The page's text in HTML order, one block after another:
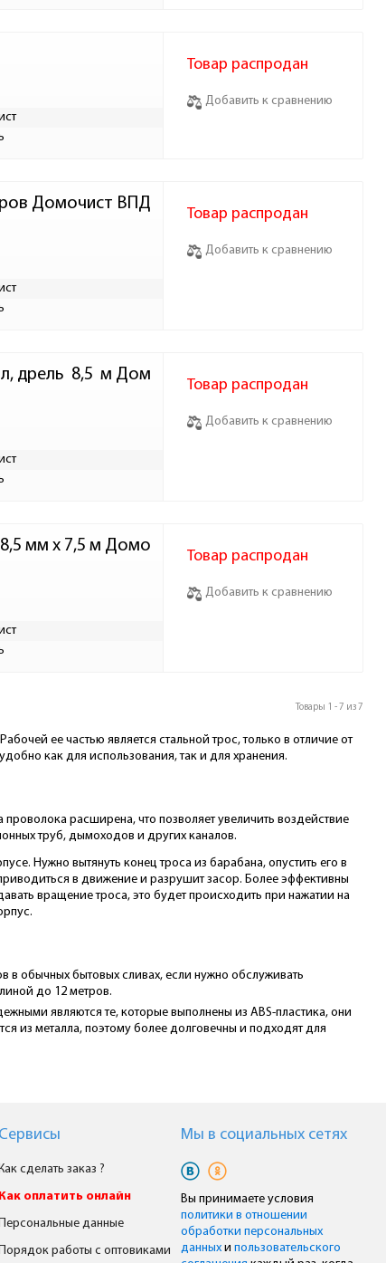
Товар распродан
Добавить к сравнению
Домочист ВПД
Товар распродан
Добавить к сравнению
дрель  8,5  м Дом
Товар распродан
Добавить к сравнению
8,5 мм х 7,5 м Домо
Товар распродан
Добавить к сравнению
Товары 1 - 7 из 7
ее частью является стальной трос, только в отличие от
как для использования, так и для хранения.
расширена, что позволяет увеличить воздействие
труб, дымоходов и других каналов.
Нужно вытянуть конец троса из барабана, опустить его в
в движение и разрушит засор. Более эффективны
вращение троса, это будет происходить при нажатии на
в обычных бытовых сливах, если нужно обслуживать
до 12 метров.
являются те, которые выполнены из ABS-пластика, они
из металла, поэтому более долговечны и подходят для
Сервисы
сделать заказ ?
Как оплатить онлайн
данные
работы с оптовиками
Мы в cоциальных сетях
Вы принимаете условия
политики в отношении
обработки персональных
данных ипользовательского